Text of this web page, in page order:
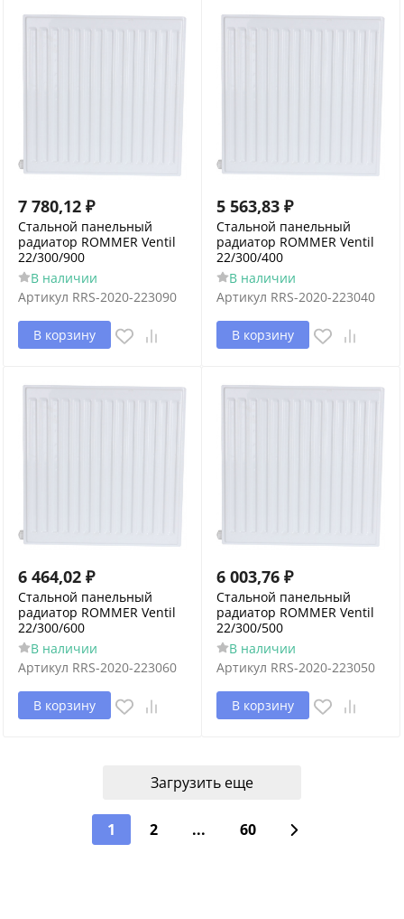
7 780,12 ₽
Стальной панельный
радиатор ROMMER Ventil
22/300/900
В наличии
Артикул RRS-2020-223090
В корзину
5 563,83 ₽
Стальной панельный
радиатор ROMMER Ventil
22/300/400
В наличии
Артикул RRS-2020-223040
В корзину
6 464,02 ₽
Стальной панельный
радиатор ROMMER Ventil
22/300/600
В наличии
Артикул RRS-2020-223060
В корзину
6 003,76 ₽
Стальной панельный
радиатор ROMMER Ventil
22/300/500
В наличии
Артикул RRS-2020-223050
В корзину
Загрузить еще
1 2 ... 60